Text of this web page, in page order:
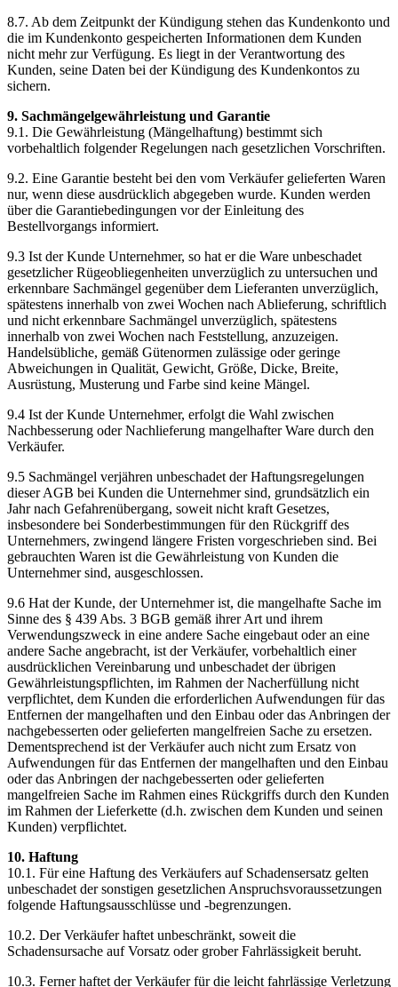
8.7. Ab dem Zeitpunkt der Kündigung stehen das Kundenkonto und
die im Kundenkonto gespeicherten Informationen dem Kunden
nicht mehr zur Verfügung. Es liegt in der Verantwortung des
Kunden, seine Daten bei der Kündigung des Kundenkontos zu
sichern.
9. Sachmängelgewährleistung und Garantie
9.1. Die Gewährleistung (Mängelhaftung) bestimmt sich
vorbehaltlich folgender Regelungen nach gesetzlichen Vorschriften.
9.2. Eine Garantie besteht bei den vom Verkäufer gelieferten Waren
nur, wenn diese ausdrücklich abgegeben wurde. Kunden werden
über die Garantiebedingungen vor der Einleitung des
Bestellvorgangs informiert.
9.3 Ist der Kunde Unternehmer, so hat er die Ware unbeschadet
gesetzlicher Rügeobliegenheiten unverzüglich zu untersuchen und
erkennbare Sachmängel gegenüber dem Lieferanten unverzüglich,
spätestens innerhalb von zwei Wochen nach Ablieferung, schriftlich
und nicht erkennbare Sachmängel unverzüglich, spätestens
innerhalb von zwei Wochen nach Feststellung, anzuzeigen.
Handelsübliche, gemäß Gütenormen zulässige oder geringe
Abweichungen in Qualität, Gewicht, Größe, Dicke, Breite,
Ausrüstung, Musterung und Farbe sind keine Mängel.
9.4 Ist der Kunde Unternehmer, erfolgt die Wahl zwischen
Nachbesserung oder Nachlieferung mangelhafter Ware durch den
Verkäufer.
9.5 Sachmängel verjähren unbeschadet der Haftungsregelungen
dieser AGB bei Kunden die Unternehmer sind, grundsätzlich ein
Jahr nach Gefahrenübergang, soweit nicht kraft Gesetzes,
insbesondere bei Sonderbestimmungen für den Rückgriff des
Unternehmers, zwingend längere Fristen vorgeschrieben sind. Bei
gebrauchten Waren ist die Gewährleistung von Kunden die
Unternehmer sind, ausgeschlossen.
9.6 Hat der Kunde, der Unternehmer ist, die mangelhafte Sache im
Sinne des § 439 Abs. 3 BGB gemäß ihrer Art und ihrem
Verwendungszweck in eine andere Sache eingebaut oder an eine
andere Sache angebracht, ist der Verkäufer, vorbehaltlich einer
ausdrücklichen Vereinbarung und unbeschadet der übrigen
Gewährleistungspflichten, im Rahmen der Nacherfüllung nicht
verpflichtet, dem Kunden die erforderlichen Aufwendungen für das
Entfernen der mangelhaften und den Einbau oder das Anbringen der
nachgebesserten oder gelieferten mangelfreien Sache zu ersetzen.
Dementsprechend ist der Verkäufer auch nicht zum Ersatz von
Aufwendungen für das Entfernen der mangelhaften und den Einbau
oder das Anbringen der nachgebesserten oder gelieferten
mangelfreien Sache im Rahmen eines Rückgriffs durch den Kunden
im Rahmen der Lieferkette (d.h. zwischen dem Kunden und seinen
Kunden) verpflichtet.
10. Haftung
10.1. Für eine Haftung des Verkäufers auf Schadensersatz gelten
unbeschadet der sonstigen gesetzlichen Anspruchsvoraussetzungen
folgende Haftungsausschlüsse und -begrenzungen.
10.2. Der Verkäufer haftet unbeschränkt, soweit die
Schadensursache auf Vorsatz oder grober Fahrlässigkeit beruht.
10.3. Ferner haftet der Verkäufer für die leicht fahrlässige Verletzung